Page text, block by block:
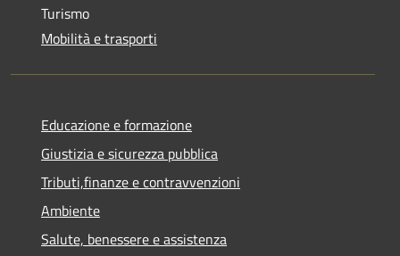
Turismo
Mobilità e trasporti
Educazione e formazione
Giustizia e sicurezza pubblica
Tributi,finanze e contravvenzioni
Ambiente
Salute, benessere e assistenza